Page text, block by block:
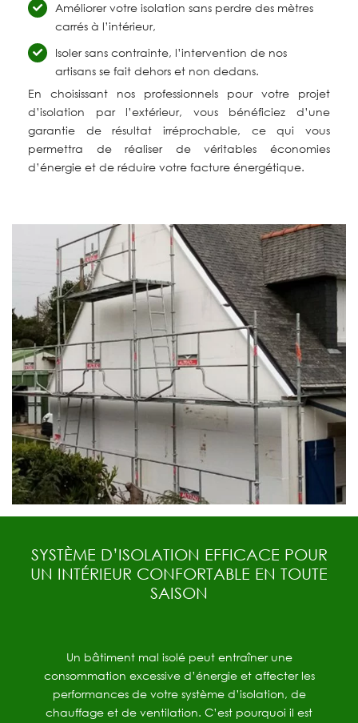
Améliorer votre isolation sans perdre des mètres
carrés à l’intérieur,
Isoler sans contrainte, l’intervention de nos
artisans se fait dehors et non dedans.
En choisissant nos professionnels pour votre projet
d’isolation par l’extérieur, vous bénéficiez d’une
garantie de résultat irréprochable, ce qui vous
permettra de réaliser de véritables économies
d’énergie et de réduire votre facture énergétique.
SYSTÈME D’ISOLATION EFFICACE POUR
UN INTÉRIEUR CONFORTABLE EN TOUTE
SAISON
Un bâtiment mal isolé peut entraîner une
consommation excessive d’énergie et affecter les
performances de votre système d’isolation, de
chauffage et de ventilation. C’est pourquoi il est